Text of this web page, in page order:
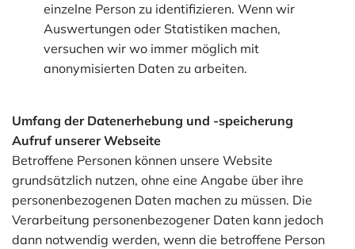
einzelne Person zu identifizieren. Wenn wir
Auswertungen oder Statistiken machen,
versuchen wir wo immer möglich mit
anonymisierten Daten zu arbeiten.
Umfang der Datenerhebung und -speicherung
Aufruf unserer Webseite
Betroffene Personen können unsere Website
grundsätzlich nutzen, ohne eine Angabe über ihre
personenbezogenen Daten machen zu müssen. Die
Verarbeitung personenbezogener Daten kann jedoch
dann notwendig werden, wenn die betroffene Person